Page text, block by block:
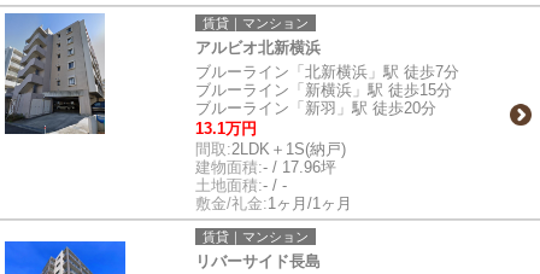
賃貸｜マンション
アルビオ北新横浜
ブルーライン「北新横浜」駅 徒歩7分
ブルーライン「新横浜」駅 徒歩15分
ブルーライン「新羽」駅 徒歩20分
13.1万円
間取:2LDK＋1S(納戸)
建物面積:- / 17.96坪
土地面積:- / -
敷金/礼金:1ヶ月/1ヶ月
賃貸｜マンション
リバーサイド長島